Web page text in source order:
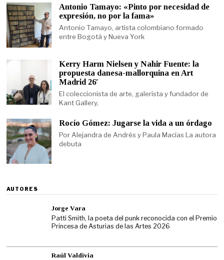
Antonio Tamayo: «Pinto por necesidad de
expresión, no por la fama»
Antonio Tamayo, artista colombiano formado
entre Bogotá y Nueva York
Kerry Harm Nielsen y Nahir Fuente: la
propuesta danesa-mallorquina en Art
Madrid 26′
El coleccionista de arte, galerista y fundador de
Kant Gallery,
Rocío Gómez: Jugarse la vida a un órdago
Por Alejandra de Andrés y Paula Macías La autora
debuta
AUTORES
Jorge Vara
Patti Smith, la poeta del punk reconocida con el Premio
Princesa de Asturias de las Artes 2026
Raúl Valdivia